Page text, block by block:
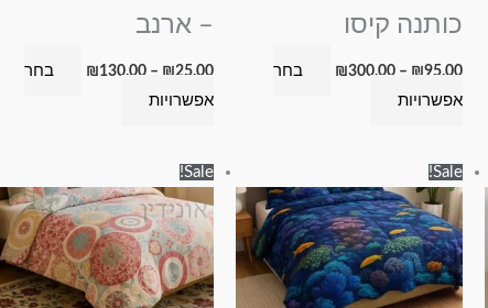
כותנה קיסו
₪95.00
–
₪300.00
בחר
אפשרויות
המוצר
– ארנב
₪25.00
–
₪ 130.00
בחר
אפשרויות
המוצר
Sale!
⁦₪35.00⁩
עד
⁦₪180.00⁩
זה
יש
מספר
סוגים.
Sale!
⁦₪35.00⁩
עד
זה
יש
מספר
סוגים.